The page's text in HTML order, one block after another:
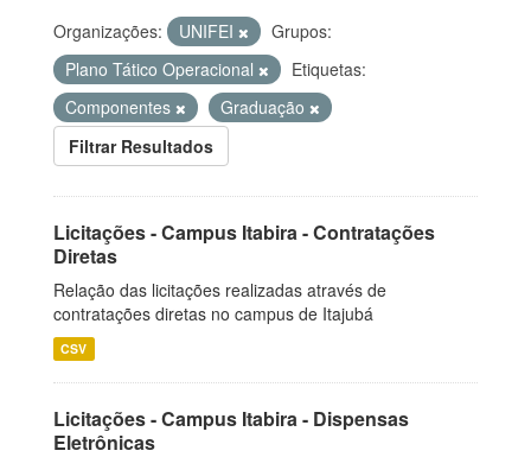
Organizações: UNIFEI
Grupos:
Plano Tático Operacional
Etiquetas:
Componentes
Graduação
Filtrar Resultados
Licitações - Campus Itabira - Contratações
Diretas
Relação das licitações realizadas através de
contratações diretas no campus de Itajubá
CSV
Licitações - Campus Itabira - Dispensas
Eletrônicas